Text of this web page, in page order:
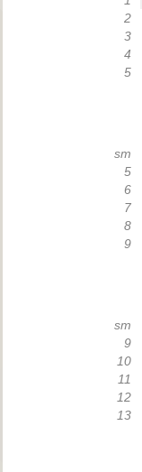
2
3
4
5
sm
5
6
7
8
9
sm
9
10
11
12
13